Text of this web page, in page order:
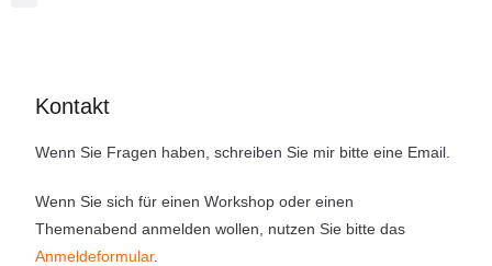
Kontakt
Wenn Sie Fragen haben, schreiben Sie mir bitte eine Email.
Wenn Sie sich für einen Workshop oder einen
Themenabend anmelden wollen, nutzen Sie bitte das
Anmeldeformular.